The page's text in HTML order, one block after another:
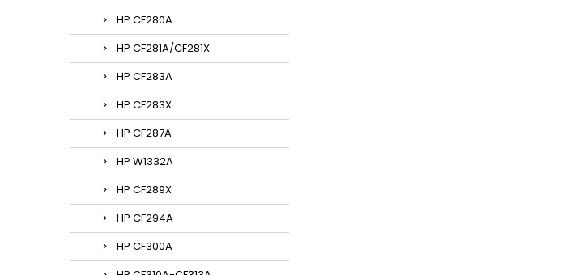
HP CF280A
HP CF281A/CF281X
HP CF283A
HP CF283X
HP CF287A
HP W1332A
HP CF289X
HP CF294A
HP CF300A